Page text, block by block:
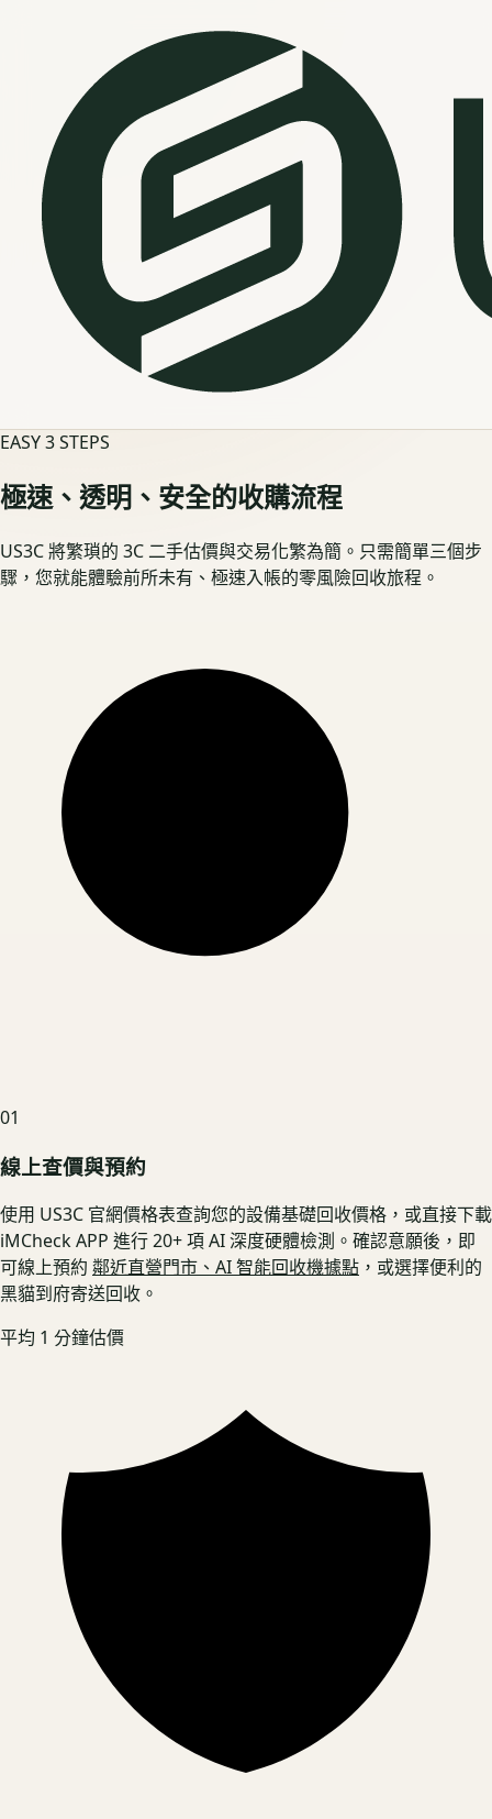
EASY 3 STEPS
極速、透明、安全的收購流程
US3C 將繁瑣的 3C 二手估價與交易化繁為簡。只需簡單三個步
驟，您就能體驗前所未有、極速入帳的零風險回收旅程。
01
線上查價與預約
使用 US3C 官網價格表查詢您的設備基礎回收價格，或直接下載
iMCheck APP 進行 20+ 項 AI 深度硬體檢測。確認意願後，即
可線上預約 鄰近直營門市、AI 智能回收機據點 ，或選擇便利的
黑貓到府寄送回收。
平均 1 分鐘估價